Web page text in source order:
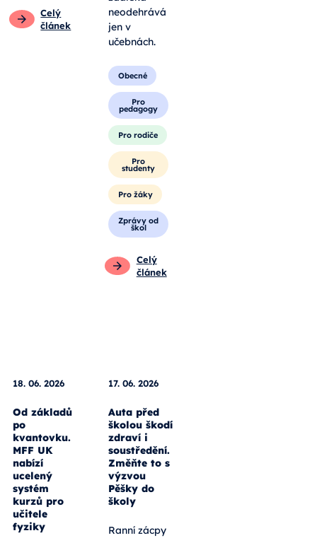
Celý
článek
neodehrává
jen v
učebnách.
Obecné
Pro
pedagogy
Pro rodiče
Pro
studenty
Pro žáky
Zprávy od
škol
Celý
článek
18. 06. 2026
Od základů
po
kvantovku.
MFF UK
nabízí
ucelený
systém
kurzů pro
učitele
fyziky
17. 06. 2026
Auta před
školou škodí
zdraví i
soustředění.
Změňte to s
výzvou
Pěšky do
školy
Ranní zácpy